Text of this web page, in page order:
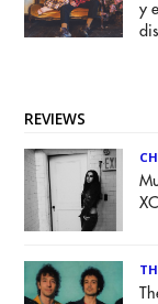
y
REVIEWS